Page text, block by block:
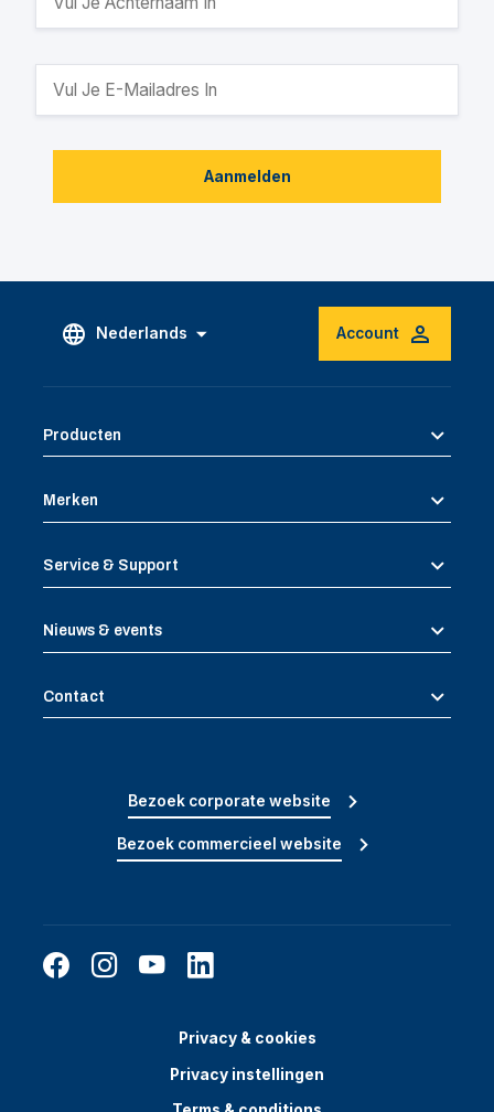
Aanmelden
Nederlands Account
Producten
Merken
Service & Support
Nieuws & events
Contact
Bezoek corporate website
Bezoek commercieel website
Privacy & cookies
Privacy instellingen